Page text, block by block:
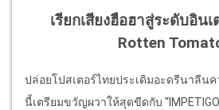
เรียกเสียงฮือฮาสู่ระดับอิน
Rotten
ปล่อยโปสเตอร์ไทยประเดิมอะดรีนาลีน
นี้เตรียมขวัญผวาให้สุดขีดกับ